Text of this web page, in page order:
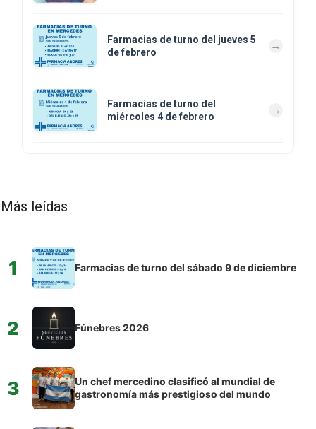
Farmacias de turno del jueves 5
de febrero
Farmacias de turno del
miércoles 4 de febrero
Más leídas
1 Farmacias de turno del sábado 9 de diciembre
2 Fúnebres 2026
3
Un chef mercedino clasificó al mundial de
gastronomía más prestigioso del mundo